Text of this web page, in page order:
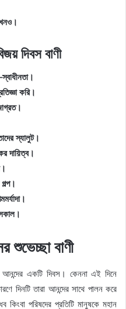
দিবস বাণী
করি।
স্যালুট।
দায়িত্ব।
শুভেচ্ছা বাণী
আনন্দের একটি দিবস। কেননা এই দিনে
দিনটি তারা আনন্দের সাথে পালন করে
পরিষদের প্রতিটি মানুষকে মহান